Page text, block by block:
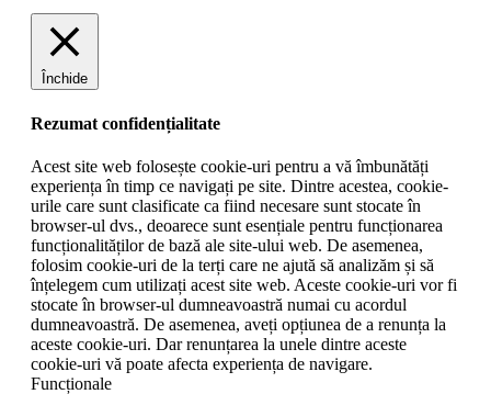
Închide
Rezumat confidențialitate
Acest site web folosește cookie-uri pentru a vă îmbunătăți
experiența în timp ce navigați pe site. Dintre acestea, cookie-
urile care sunt clasificate ca fiind necesare sunt stocate în
browser-ul dvs., deoarece sunt esențiale pentru funcționarea
funcționalităților de bază ale site-ului web. De asemenea,
folosim cookie-uri de la terți care ne ajută să analizăm și să
înțelegem cum utilizați acest site web. Aceste cookie-uri vor fi
stocate în browser-ul dumneavoastră numai cu acordul
dumneavoastră. De asemenea, aveți opțiunea de a renunța la
aceste cookie-uri. Dar renunțarea la unele dintre aceste
cookie-uri vă poate afecta experiența de navigare.
Funcționale